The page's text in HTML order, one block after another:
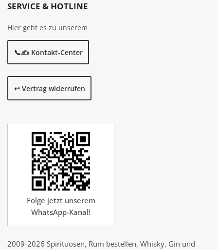
SERVICE & HOTLINE
Hier geht es zu unserem
📞✍️ Kontakt-Center
↩️ Vertrag widerrufen
Folge jetzt unserem
WhatsApp-Kanal!
2009-2026 Spirituosen, Rum bestellen, Whisky, Gin und